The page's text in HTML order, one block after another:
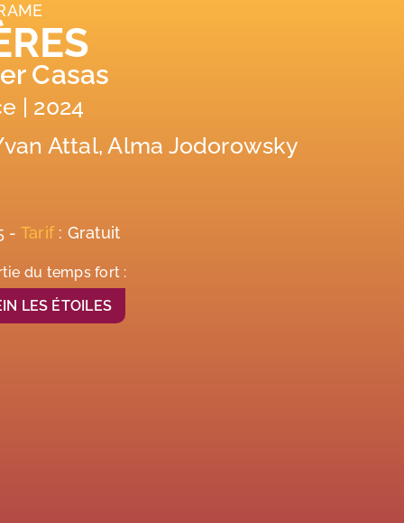
Casas
| 2024
Attal, Alma Jodorowsky
- Tarif : Gratuit
du temps fort :
LES ÉTOILES